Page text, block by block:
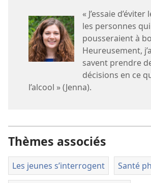
« J’essaie
les personnes
pousseraient à
Heureusement,
savent prendre
décisions en ce
l’alcool » (Jenna).
Thèmes associés
Les jeunes s’interrogent Santé